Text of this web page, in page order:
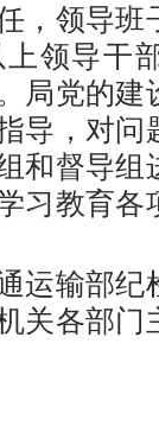
，领导班
领导干
局党的建
导，对问
和督导组
习教育各
输部纪
关各部门